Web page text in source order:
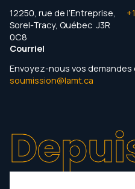
12250, rue de l’Entreprise,
Sorel-Tracy, Québec J3R
0C8
Courriel
Envoyez-nous vos demandes
soumission@lamt.ca